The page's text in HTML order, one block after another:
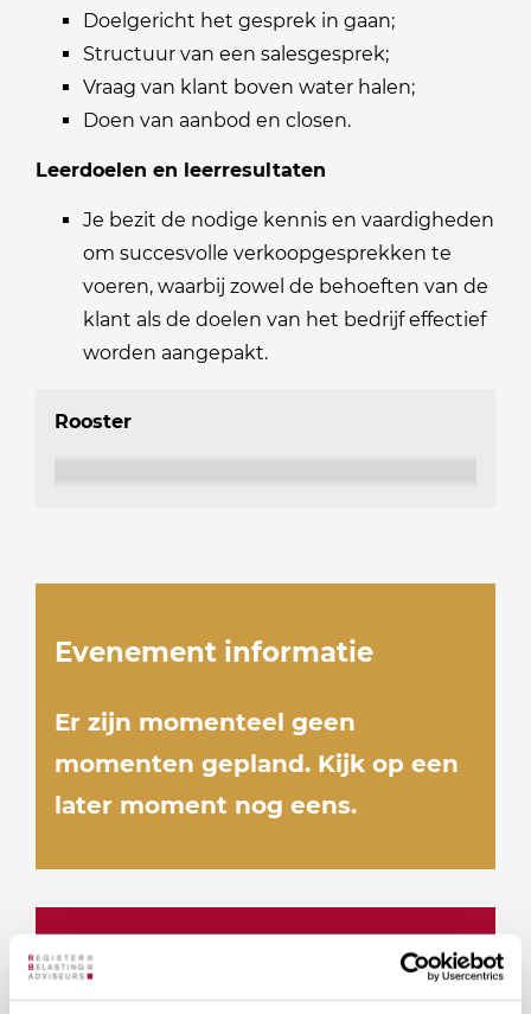
Doelgericht het gesprek in gaan;
Structuur van een salesgesprek;
Vraag van klant boven water halen;
Doen van aanbod en closen.
Leerdoelen en leerresultaten
Je bezit de nodige kennis en vaardigheden
om succesvolle verkoopgesprekken te
voeren, waarbij zowel de behoeften van de
klant als de doelen van het bedrijf effectief
worden aangepakt.
Rooster
Evenement informatie
Er zijn momenteel geen
momenten gepland. Kijk op een
later moment nog eens.
Docenten